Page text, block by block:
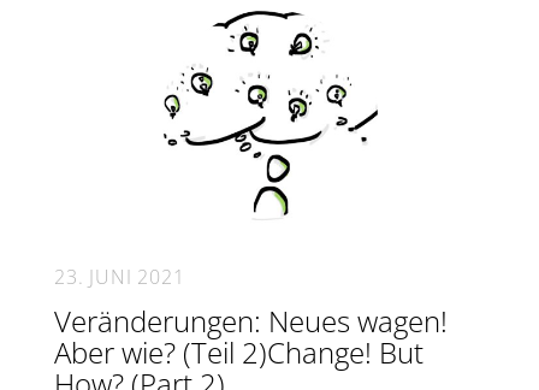
23. JUNI 2021
Veränderungen: Neues wagen!
Aber wie? (Teil 2)Change! But